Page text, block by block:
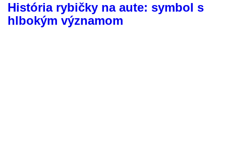
História rybičky na aute: symbol s
hlbokým významom